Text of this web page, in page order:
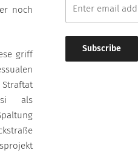
noch
griff
als